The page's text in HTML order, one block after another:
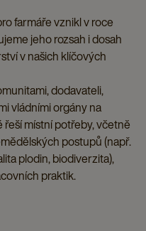
farmáře vznikl v roce
jeho rozsah i dosah
v našich klíčových
dodavateli,
vládními orgány na
místní potřeby, včetně
postupů (např.
plodin, biodiverzita),
praktik.